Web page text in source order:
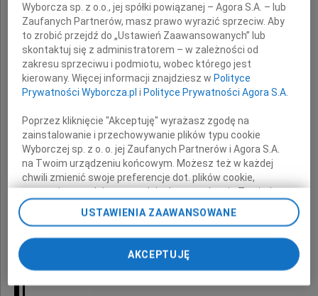
Sąsiadom i Znajomym
serdeczne podziękowania za asystowanie,
kiedy w ostatnią drogę
mgr farm.
Irenka Reszka
z d. Salamończyk
Wyborcza sp. z o.o., jej spółki powiązanej – Agora S.A. – lub
Zaufanych Partnerów, masz prawo wyrazić sprzeciw. Aby
to zrobić przejdź do „Ustawień Zaawansowanych” lub
skontaktuj się z administratorem – w zależności od
zakresu sprzeciwu i podmiotu, wobec którego jest
kierowany. Więcej informacji znajdziesz w Polityce
Prywatności Wyborcza.pl i Polityce Prywatności Agora S.A.
Poprzez kliknięcie "Akceptuję" wyrażasz zgodę na
zainstalowanie i przechowywanie plików typu cookie
Wyborczej sp. z o. o. jej Zaufanych Partnerów i Agora S.A.
na Twoim urządzeniu końcowym. Możesz też w każdej
chwili zmienić swoje preferencje dot. plików cookie,
ponownie wywołując narzędzie do zarządzania Twoimi
preferencjami dot. przetwarzania danych poprzez
odnośnik „Ustawienia prywatności” w stopce serwisu i
Zmiana ustawień plików cookie możliwa jest także za
pomocą ustawień przeglądarki.
USTAWIENIA ZAAWANSOWANE
AKCEPTUJĘ